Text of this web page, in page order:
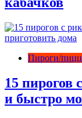
Пироги/
15 пирогов
и быстро